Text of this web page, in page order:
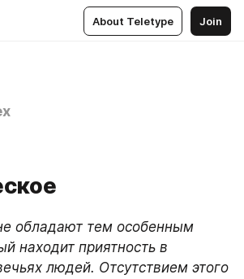
About Teletype Join
обладают тем особенным
находит приятность в
людей. Отсутствием этого